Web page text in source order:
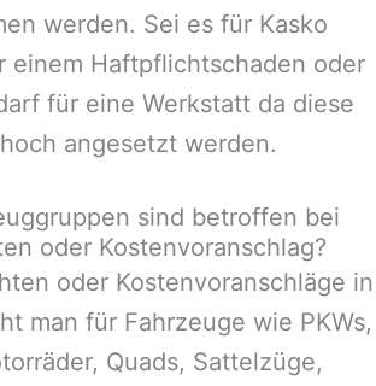
werden. Sei es für Kasko
einem Haftpflichtschaden oder
für eine Werkstatt da diese
angesetzt werden.
sind betroffen bei
oder Kostenvoranschlag?
oder Kostenvoranschläge in
man für Fahrzeuge wie PKWs,
Quads, Sattelzüge,